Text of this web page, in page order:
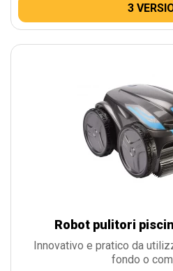
3
Robot pulitori
Innovativo e pratico da
fondo o